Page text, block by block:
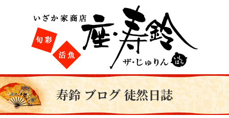
寿鈴 ブログ 徒然日誌